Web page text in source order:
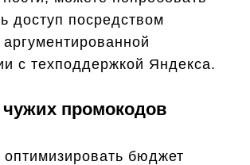
доступ посредством
с техподдержкой Яндекса.
чужих промокодов
бюджет